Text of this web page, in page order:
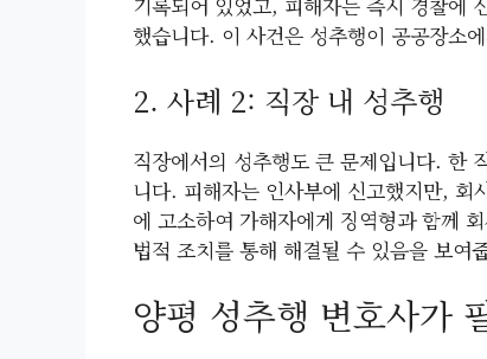
했습니다. 이 사건은 성추행이 공공장소
2. 사례 2: 직장 내 성추행
직장에서의 성추행도 큰 문제입니다. 한
니다. 피해자는 인사부에 신고했지만, 회
에 고소하여 가해자에게 징역형과 함께
법적 조치를 통해 해결될 수 있음을 보여
양평 성추행 변호사가